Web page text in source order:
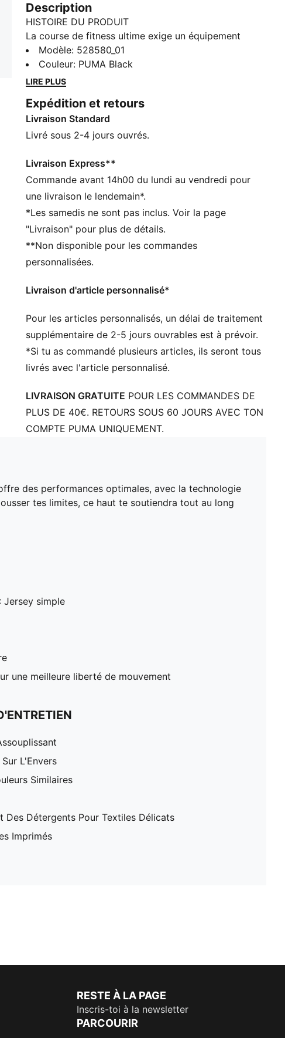
Description
HISTOIRE DU PRODUIT
La course de fitness ultime exige un équipement
capable de suivre le rythme. Ce haut PUMA x HYROX
offre des performances optimales, avec la
technologie dryCELL pour gérer l’humidité et des
es prêt à repousser tes limites, ce haut te soutiendra
tout au long du chemin.
CARACTÉRISTIQUES + AVANTAGES
CLOUDSPUN ultra doux associent design performant
et extensibilité dans tous les sens pour une liberté de
mouvement et un confort améliorés
dryCELL évacuent l'humidité pour t’aider à rester à
l'aise et au sec
Confectionné avec un minimum de 90 % de matériaux
recyclés
Coupe : Régulière
Col : Col rond
Sans manches
Longueur : Régulière
Fentes latérales pour une meilleure liberté de
mouvement
Modèle: 528580_01
Couleur: PUMA Black
LIRE PLUS
Expédition et retours
Livraison Standard
Livré sous 2-4 jours ouvrés.
Livraison Express**
Commande avant 14h00 du lundi au vendredi pour
une livraison le lendemain*.
*Les samedis ne sont pas inclus. Voir la page
"Livraison" pour plus de détails.
**Non disponible pour les commandes
personnalisées.
Livraison d'article personnalisé*
Pour les articles personnalisés, un délai de traitement
supplémentaire de 2-5 jours ouvrables est à prévoir.
*Si tu as commandé plusieurs articles, ils seront tous
livrés avec l'article personnalisé.
LIVRAISON GRATUITE POUR LES COMMANDES DE
PLUS DE 40€. RETOURS SOUS 60 JOURS AVEC TON
COMPTE PUMA UNIQUEMENT.
des performances optimales, avec la technologie
tes limites, ce haut te soutiendra tout au long
Jersey simple
une meilleure liberté de mouvement
L'Envers
Similaires
Des Détergents Pour Textiles Délicats
Imprimés
RESTE À LA PAGE
Inscris-toi à la newsletter
PARCOURIR